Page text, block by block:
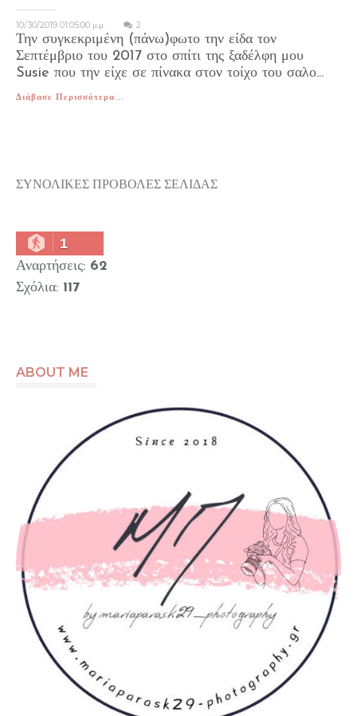
10/30/2019 01:05:00 μ.μ. 2
Την συγκεκριμένη (πάνω)φωτο την είδα τον
Σεπτέμβριο του 2017 στο σπίτι της ξαδέλφη μου
Susie που την είχε σε πίνακα στον τοίχο του σαλο...
Διάβασε Περισσότερα...
ΣΥΝΟΛΙΚΕΣ ΠΡΟΒΟΛΕΣ ΣΕΛΙΔΑΣ
1
Αναρτήσεις: 62
Σχόλια: 117
ABOUT ME